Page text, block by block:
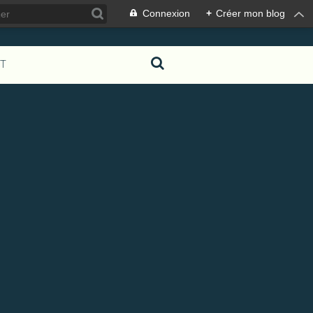
Connexion + Créer mon blog